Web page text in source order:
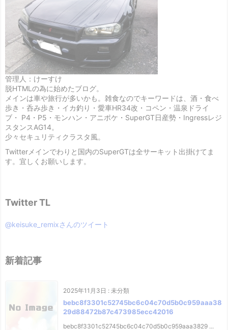
管理人：けーすけ
脱HTMLの為に始めたブログ。
メインは車や旅行が多いかも。雑食なのでキーワードは、酒・食べ
歩き・呑み歩き・イカ釣り・愛車HR34改・コペン・温泉ドライ
ブ・ P4・P5・モンハン・アニポケ・SuperGT日産勢・Ingressレジ
スタンスAG14。
少々セキュリティクラスタ風。
Twitterメインでわりと国内のSuperGTは全サーキット出掛けてま
す。宜しくお願いします。
Twitter TL
@keisuke_remixさんのツイート
新着記事
2025年11月3日 : 未分類
bebc8f3301c52745bc6c04c70d5b0c959aaa38
29d88472b87c473985ecc42016
bebc8f3301c52745bc6c04c70d5b0c959aaa3829 ...